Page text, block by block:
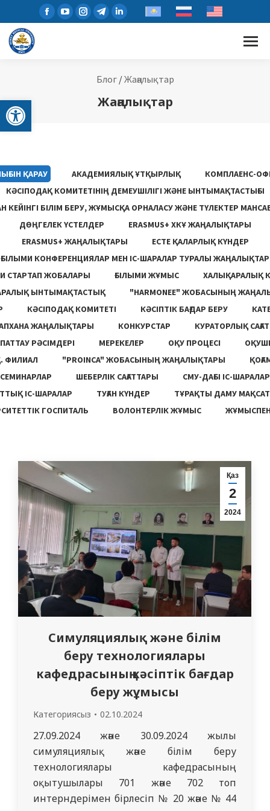
Open toolbar
Блог/Жаңалықтар
Жаңалықтар
ҚАРАУ АКАДЕМИЯЛЫҚ ҰТҚЫРЛЫҚ
КОМПЛАЕНС-
КӘСІПОДАҚ КОМИТЕТІНІҢ ДЕМЕУШІЛІГІ ЖӘНЕ ЫНТЫМАҚТАСТЫҒЫ
КЕЙІНГІ БІЛІМ БЕРУ, ЖҰМЫСҚА ОРНАЛАСУ ЖƏНЕ ТҮЛЕКТЕР
ДӨҢГЕЛЕК ҮСТЕЛДЕР
ERASMUS+ ХКҰ ЖАҢАЛЫҚТАРЫ
ERASMUS+ ЖАҢАЛЫҚТАРЫ
ЕСТЕ ҚАЛАРЛЫҚ КҮНДЕР
ҒЫЛЫМИ КОНФЕРЕНЦИЯЛАР МЕН ІС-ШАРАЛАР ТУРАЛЫ ЖАҢАЛЫҚТАР
СТАРТАП ЖОБАЛАРЫ
ҒЫЛЫМИ ЖҰМЫС
ХАЛЫҚАРАЛЫҚ
ЫНТЫМАҚТАСТЫҚ
"HARMONEE" ЖОБАСЫНЫҢ
КӘСІПОДАҚ КОМИТЕТІ КӘСІПТІК БАҒДАР БЕРУ
ЖАҢАЛЫҚТАРЫ
КОНКУРСТАР
КУРАТОРЛЫҚ
РӘСІМДЕРІ
МЕРЕКЕЛЕР ОҚУ ПРОЦЕСІ
ФИЛИАЛ
"PROINCA" ЖОБАСЫНЫҢ ЖАҢАЛЫҚТАРЫ
СЕМИНАРЛАР
ШЕБЕРЛІК САҒАТТАРЫ
СМУ-ДАҒЫ ІС-ШАРАЛАР
ІС-ШАРАЛАР
ТУҒАН КҮНДЕР
ТҰРАҚТЫ ДАМУ
ГОСПИТАЛЬ
ВОЛОНТЕРЛІК ЖҰМЫС
Қаз
2
2024
Симуляциялық және білім
беру технологиялары
кафедрасының кәсіптік бағдар
беру жұмысы
Категориясыз 02.10.2024
27.09.2024 және 30.09.2024 жылы
симуляциялық және білім беру
технологиялары кафедрасының
оқытушылары 701 және 702 топ
интерндерімен бірлесіп № 20 және № 44